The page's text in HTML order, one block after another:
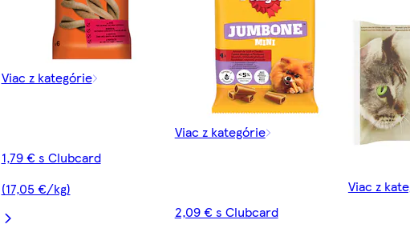
Viac z kategórie
1,79 € s Clubcard
(17,05 €/kg)
Viac z kategórie
2,09 € s Clubcard
Viac z